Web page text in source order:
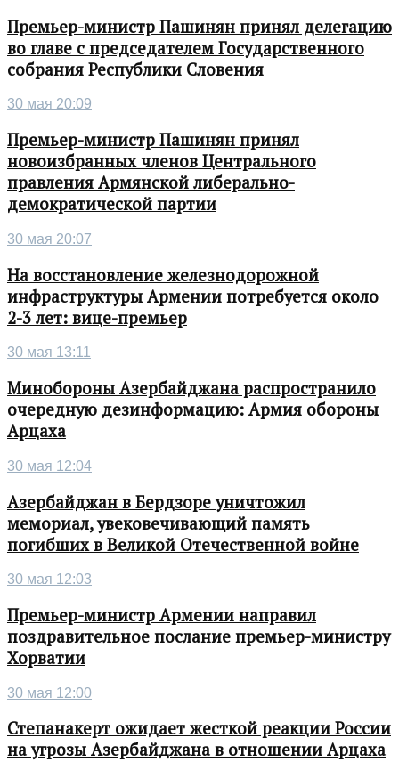
Премьер-министр Пашинян принял делегацию
во главе с председателем Государственного
собрания Республики Словения
30 мая 20:09
Премьер-министр Пашинян принял
новоизбранных членов Центрального
правления Армянской либерально-
демократической партии
30 мая 20:07
На восстановление железнодорожной
инфраструктуры Армении потребуется около
2-3 лет: вице-премьер
30 мая 13:11
Минобороны Азербайджана распространило
очередную дезинформацию: Армия обороны
Арцаха
30 мая 12:04
Азербайджан в Бердзоре уничтожил
мемориал, увековечивающий память
погибших в Великой Отечественной войне
30 мая 12:03
Премьер-министр Армении направил
поздравительное послание премьер-министру
Хорватии
30 мая 12:00
Степанакерт ожидает жесткой реакции России
на угрозы Азербайджана в отношении Арцаха